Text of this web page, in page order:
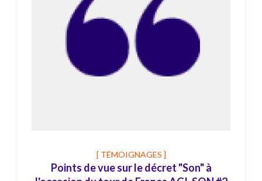
[ TÉMOIGNAGES ]
Points de vue sur le décret "Son" à